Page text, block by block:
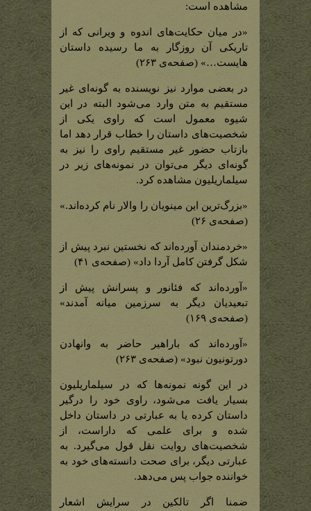
مشاهده است:
«در میان حکایت‌های اندوه و ویرانی که از
تاریکی آن روزگار به ما رسیده داستان
هایست…» (صفحه‌ی ۲۶۳)
در بعضی موارد نیز نویسنده به گونه‌ای غیر
مستقیم به متن وارد می‌شود البته در این
شیوه معمول است که راوی یکی از
شخصیت‌های داستان را خطاب قرار دهد اما
بازتاب حضور غیر مستقیم راوی را نیز به
گونه‌ای دیگر می‌توان در نمونه‌های زیر در
سیلماریلیون مشاهده کرد.
«بزرگ‌ترین این مینویان را والار نام کرده‌اند.»
(صفحه‌ی ۲۶)
«خردمندان آورده‌اند که نخستین نبرد پیش از
شکل گرفتن کامل آردا داد» (صفحه‌ی ۴۱)
«آورده‌اند که فئانور و پسرانش پیش از
تبعیدیان دیگر به سرزمین میانه آمدند»
(صفحه‌ی ۱۶۹)
«آورده‌اند که باراهیر حاضر به وانهادن
دورتونیون نبود» (صفحه‌ی ۲۶۳)
در این گونه نمونه‌ها که در سیلماریلیون
بسیار یافت می‌شود، راوی خود را درگیر
داستان کرده یا به عبارتی در داستان داخل
شده و برای علمی که داراست، از
شخصیت‌های روایت نقل قول می‌گیرد. به
عبارتی دیگر، برای صحت دانسته‌های خود به
خواننده جواب پس می‌دهد.
ضمنا اگر تالکین در سرایش اشعار